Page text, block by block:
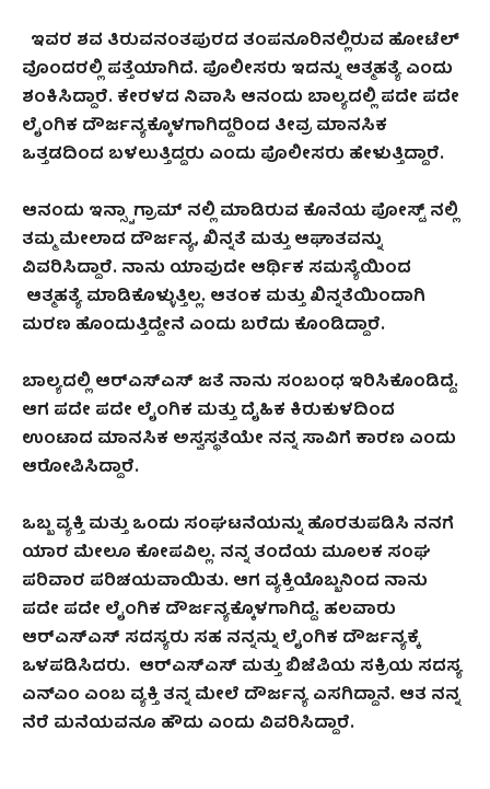
ಇವರ ಶವ ತಿರುವನಂತಪುರದ ತಂಪನೂರಿನಲ್ಲಿರುವ ಹೋಟೆಲ್
ವೊಂದರಲ್ಲಿ ಪತ್ತೆಯಾಗಿದೆ. ಪೊಲೀಸರು ಇದನ್ನು ಆತ್ಮಹತ್ಯೆ ಎಂದು
ಶಂಕಿಸಿದ್ದಾರೆ. ಕೇರಳದ ನಿವಾಸಿ ಆನಂದು ಬಾಲ್ಯದಲ್ಲಿ ಪದೇ ಪದೇ
ಲೈಂಗಿಕ ದೌರ್ಜನ್ಯಕ್ಕೊಳಗಾಗಿದ್ದರಿಂದ ತೀವ್ರ ಮಾನಸಿಕ
ಒತ್ತಡದಿಂದ ಬಳಲುತ್ತಿದ್ದರು ಎಂದು ಪೊಲೀಸರು ಹೇಳುತ್ತಿದ್ದಾರೆ.
ಆನಂದು ಇನ್ಸ್ಟಾ ಗ್ರಾಮ್‌ ನಲ್ಲಿ ಮಾಡಿರುವ ಕೊನೆಯ ಪೋಸ್ಟ್ ನಲ್ಲಿ
ತಮ್ಮ ಮೇಲಾದ ದೌರ್ಜನ್ಯ, ಖಿನ್ನತೆ ಮತ್ತು ಆಘಾತವನ್ನು
ವಿವರಿಸಿದ್ದಾರೆ. ನಾನು ಯಾವುದೇ ಆರ್ಥಿಕ ಸಮಸ್ಯೆಯಿಂದ
ಆತ್ಮಹತ್ಯೆ ಮಾಡಿಕೊಳ್ಳುತ್ತಿಲ್ಲ. ಆತಂಕ ಮತ್ತು ಖಿನ್ನತೆಯಿಂದಾಗಿ
ಮರಣ ಹೊಂದುತ್ತಿದ್ದೇನೆ ಎಂದು ಬರೆದು ಕೊಂಡಿದ್ದಾರೆ.
ಬಾಲ್ಯದಲ್ಲಿ ಆರ್‌ಎಸ್‌ಎಸ್‌ ಜತೆ ನಾನು ಸಂಬಂಧ ಇರಿಸಿಕೊಂಡಿದ್ದೆ.
ಆಗ ಪದೇ ಪದೇ ಲೈಂಗಿಕ ಮತ್ತು ದೈಹಿಕ ಕಿರುಕುಳದಿಂದ
ಉಂಟಾದ ಮಾನಸಿಕ ಅಸ್ವಸ್ಥತೆಯೇ ನನ್ನ ಸಾವಿಗೆ ಕಾರಣ ಎಂದು
ಆರೋಪಿಸಿದ್ದಾರೆ.
ಒಬ್ಬ ವ್ಯಕ್ತಿ ಮತ್ತು ಒಂದು ಸಂಘಟನೆಯನ್ನು ಹೊರತುಪಡಿಸಿ ನನಗೆ
ಯಾರ ಮೇಲೂ ಕೋಪವಿಲ್ಲ. ನನ್ನ ತಂದೆಯ ಮೂಲಕ ಸಂಘ
ಪರಿವಾರ ಪರಿಚಯವಾಯಿತು. ಆಗ ವ್ಯಕ್ತಿಯೊಬ್ಬನಿಂದ ನಾನು
ಪದೇ ಪದೇ ಲೈಂಗಿಕ ದೌರ್ಜನ್ಯಕ್ಕೊಳಗಾಗಿದ್ದೆ. ಹಲವಾರು
ಆರ್‌ಎಸ್‌ಎಸ್ ಸದಸ್ಯರು ಸಹ ನನ್ನನ್ನು ಲೈಂಗಿಕ ದೌರ್ಜನ್ಯಕ್ಕೆ
ಒಳಪಡಿಸಿದರು. ಆರ್‌ಎಸ್‌ಎಸ್ ಮತ್ತು ಬಿಜೆಪಿಯ ಸಕ್ರಿಯ ಸದಸ್ಯ
ಎನ್ಎಂ ಎಂಬ ವ್ಯಕ್ತಿ ತನ್ನ ಮೇಲೆ ದೌರ್ಜನ್ಯ ಎಸಗಿದ್ದಾನೆ. ಆತ ನನ್ನ
ನೆರೆ ಮನೆಯವನೂ ಹೌದು ಎಂದು ವಿವರಿಸಿದ್ದಾರೆ.